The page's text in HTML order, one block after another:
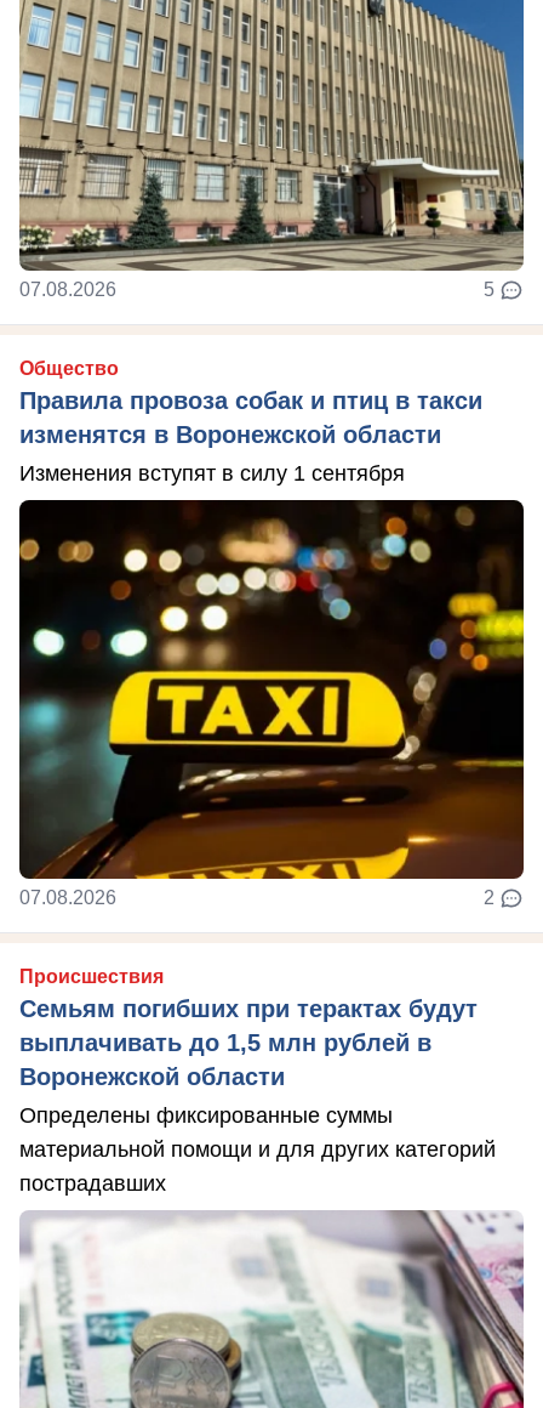
07.08.2026 5
Общество
Правила провоза собак и птиц в такси
изменятся в Воронежской области
Изменения вступят в силу 1 сентября
07.08.2026 2
Происшествия
Семьям погибших при терактах будут
выплачивать до 1,5 млн рублей в
Воронежской области
Определены фиксированные суммы
материальной помощи и для других категорий
пострадавших